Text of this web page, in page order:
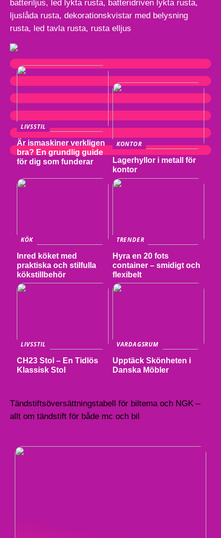
batteriljus, led lykta rusta, batteridriven lykta rusta,
ljuslåda rusta, dekorationskvistar med belysning
rusta, led tavla rusta, rusta elljus
LIVSSTIL
Är ismaskiner verkligen
bra? En grundlig guide
för dig som funderar
KONTOR
Lagerhyllor i metall för
kontor
KÖK
Inred köket med
praktiska och stilfulla
kökstillbehör
TRENDER
Hyra en 20 fots
container – smidigt och
flexibelt
LIVSSTIL
CH23 Stol – En Tidlös
Klassisk Stol
VARDAGSRUM
Upptäck Skönheten i
Danska Möbler
Tändstiftsöversättningstabell för biltema och NGK –
allt om tändstift för både mc och bil